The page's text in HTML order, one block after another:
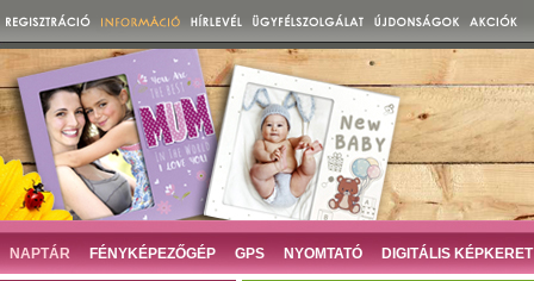
NAPTÁR FÉNYKÉPEZŐGÉP GPS NYOMTATÓ DIGITÁLIS KÉPKERET